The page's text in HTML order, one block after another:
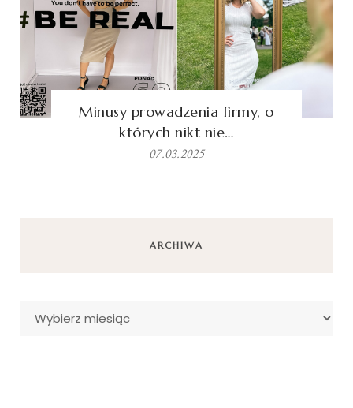
Minusy prowadzenia firmy, o
których nikt nie…
07.03.2025
ARCHIWA